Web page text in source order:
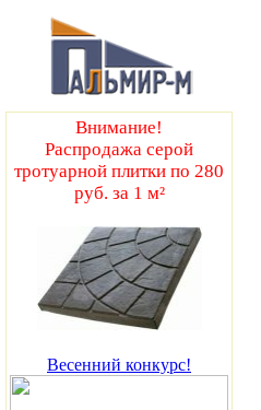
Внимание!
Распродажа серой
тротуарной плитки по 280
руб. за 1 м²
Весенний конкурс!